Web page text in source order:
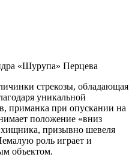
«Шурупа» Перцева
стрекозы, обладающая
уникальной
приманка при опускании на
положение «вниз
хищника, призывно шевеля
роль играет и
объектом.